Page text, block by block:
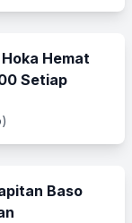
Hemat
Setiap
Baso